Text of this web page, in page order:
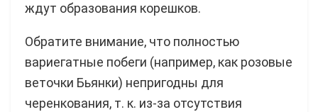
ждут образования корешков.
Обратите внимание, что полностью
вариегатные побеги (например, как розовые
веточки Бьянки) непригодны для
черенкования, т. к. из-за отсутствия